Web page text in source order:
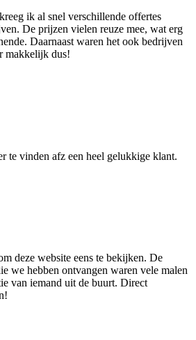
ik al snel verschillende offertes
De prijzen vielen reuze mee, wat erg
Daarnaast waren het ook bedrijven
makkelijk dus!
te vinden afz een heel gelukkige klant.
deze website eens te bekijken. De
we hebben ontvangen waren vele malen
van iemand uit de buurt. Direct